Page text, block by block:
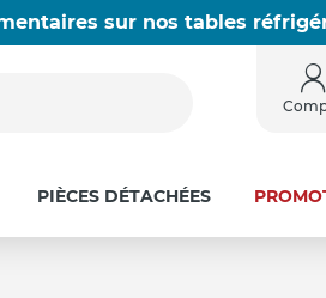
sur nos tables
PIÈCES DÉTACHÉES